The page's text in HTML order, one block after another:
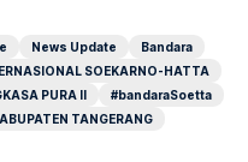
News Update
Bandara
SOEKARNO-HATTA
PURA II
#bandaraSoetta
TANGERANG